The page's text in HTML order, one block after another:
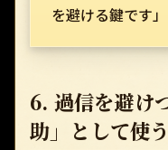
を避ける鍵です」
6. 過信を避け
助」として使